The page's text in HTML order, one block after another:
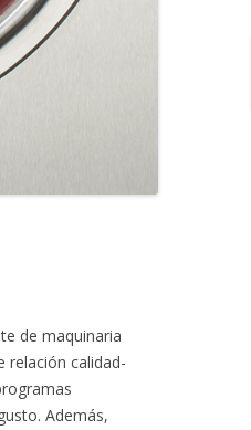
de maquinaria
relación calidad-
Además,